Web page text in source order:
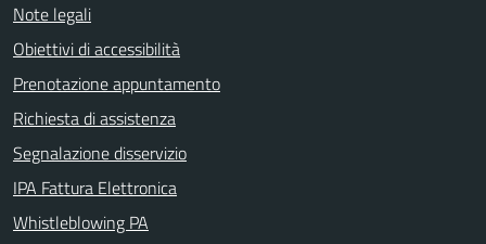
Note legali
Obiettivi di accessibilità
Prenotazione appuntamento
Richiesta di assistenza
Segnalazione disservizio
IPA Fattura Elettronica
Whistleblowing PA